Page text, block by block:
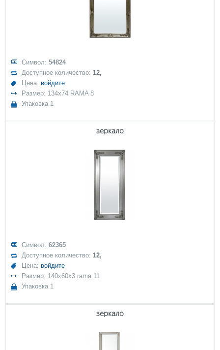
Символ:54824
Доступное количество:12,
Цена: войдите
Размер: 134x74 RAMA 8
Упаковка 1
зеркало
Символ:62365
Доступное количество:12,
Цена: войдите
Размер: 140x60x3 rama 11
Упаковка 1
зеркало